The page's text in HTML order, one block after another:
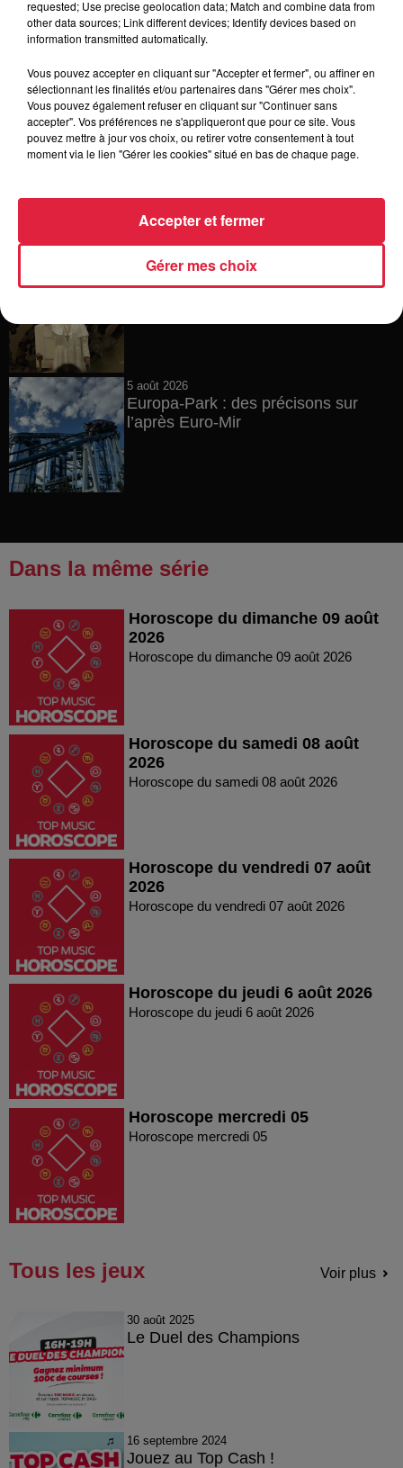
6 août 2026
Tags antisémites à Strasbourg :
6 août 2026
Au zoo de Mulhouse : rencontre
6 août 2026
Les dernières infos sur la venue du
5 août 2026
Europa-Park : des précisons sur
l’après Euro-Mir
Dans la même série
Horoscope du dimanche 09 août
2026
Horoscope du dimanche 09 août 2026
Horoscope du samedi 08 août
2026
Horoscope du samedi 08 août 2026
Horoscope du vendredi 07 août
2026
Horoscope du vendredi 07 août 2026
Horoscope du jeudi 6 août 2026
Horoscope du jeudi 6 août 2026
Horoscope mercredi 05
Horoscope mercredi 05
Tous les jeux Voir plus
30 août 2025
Le Duel des Champions
16 septembre 2024
Jouez au Top Cash !
requested; Use precise geolocation data; Match and combine data from
other data sources; Link different devices; Identify devices based on
information transmitted automatically.
Vous pouvez accepter en cliquant sur "Accepter et fermer", ou affiner en
sélectionnant les finalités et/ou partenaires dans "Gérer mes choix".
Vous pouvez également refuser en cliquant sur "Continuer sans
accepter". Vos préférences ne s'appliqueront que pour ce site. Vous
pouvez mettre à jour vos choix, ou retirer votre consentement à tout
moment via le lien "Gérer les cookies" situé en bas de chaque page.
Gérer mes choix
Accepter et fermer